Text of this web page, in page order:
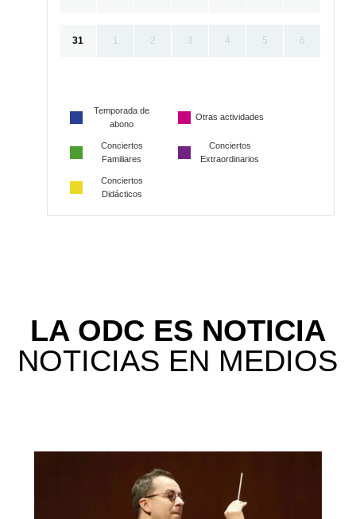
31 1 2 3 4 5 6
Temporada de
abono
Otras actividades
Conciertos
Familiares
Conciertos
Extraordinarios
Conciertos
Didácticos
LA ODC ES NOTICIA
NOTICIAS EN MEDIOS